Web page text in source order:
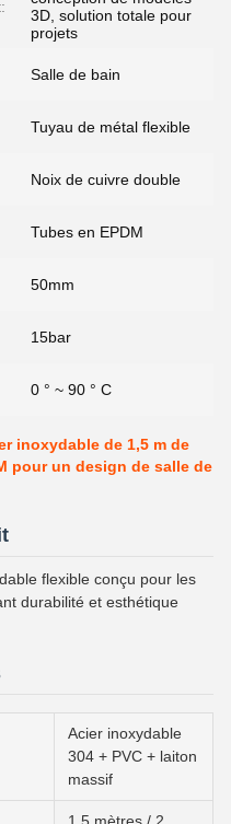
3D, solution totale pour
projets
Salle de bain
Tuyau de métal flexible
Noix de cuivre double
Tubes en EPDM
50mm
15bar
0 ° ~ 90 ° C
inoxydable de 1,5 m de
pour un design de salle de
flexible conçu pour les
durabilité et esthétique
Acier inoxydable
304 + PVC + laiton
massif